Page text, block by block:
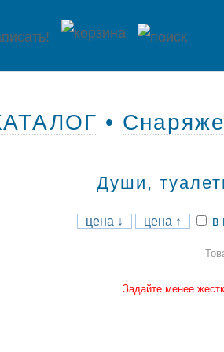
•
Души,
цена ↓ цена ↑ в
Задайте менее